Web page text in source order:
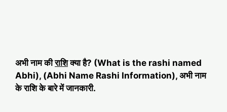
अभी नाम कीराशिक्या है? (What is the rashi named
Abhi), (Abhi Name Rashi Information), अभी नाम
के राशि के बारे में जानकारी.